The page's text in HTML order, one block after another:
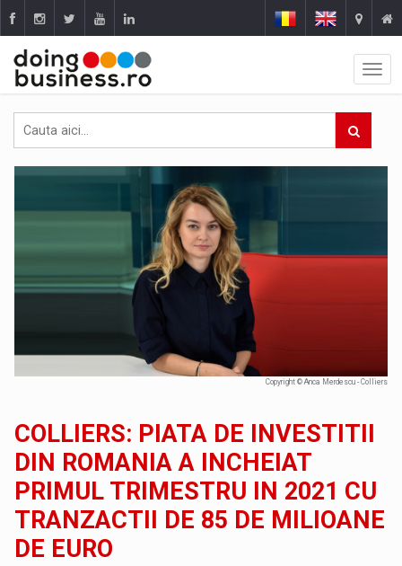
Copyright © Anca Merdescu - Colliers
COLLIERS: PIATA DE INVESTITII
DIN ROMANIA A INCHEIAT
PRIMUL TRIMESTRU IN 2021 CU
TRANZACTII DE 85 DE MILIOANE
DE EURO